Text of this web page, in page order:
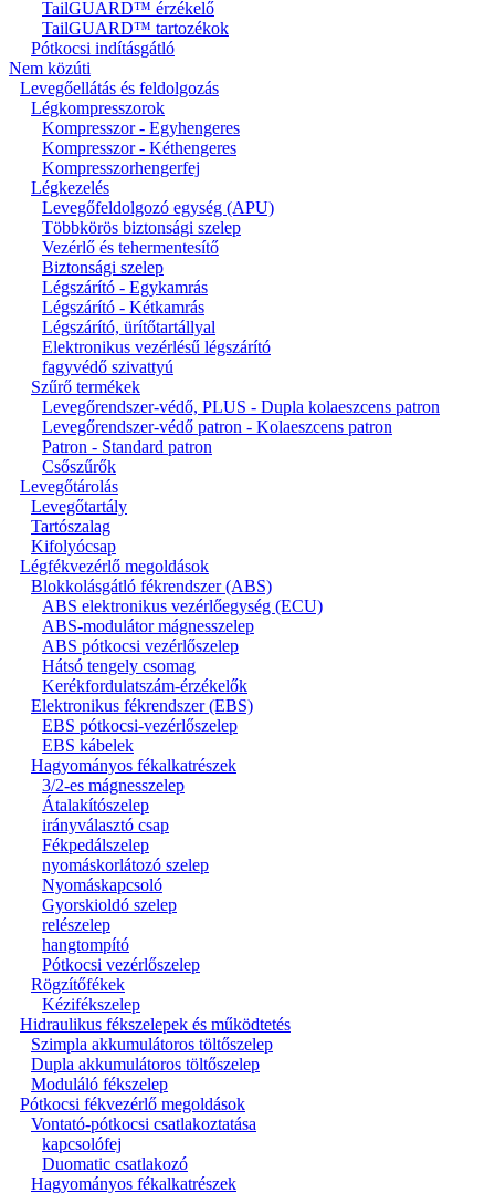
TailGUARD™ érzékelő
TailGUARD™ tartozékok
Pótkocsi indításgátló
Nem közúti
Levegőellátás és feldolgozás
Légkompresszorok
Kompresszor - Egyhengeres
Kompresszor - Kéthengeres
Kompresszorhengerfej
Légkezelés
Levegőfeldolgozó egység (APU)
Többkörös biztonsági szelep
Vezérlő és tehermentesítő
Biztonsági szelep
Légszárító - Egykamrás
Légszárító - Kétkamrás
Légszárító, ürítőtartállyal
Elektronikus vezérlésű légszárító
fagyvédő szivattyú
Szűrő termékek
Levegőrendszer-védő, PLUS - Dupla kolaeszcens patron
Levegőrendszer-védő patron - Kolaeszcens patron
Patron - Standard patron
Csőszűrők
Levegőtárolás
Levegőtartály
Tartószalag
Kifolyócsap
Légfékvezérlő megoldások
Blokkolásgátló fékrendszer (ABS)
ABS elektronikus vezérlőegység (ECU)
ABS-modulátor mágnesszelep
ABS pótkocsi vezérlőszelep
Hátsó tengely csomag
Kerékfordulatszám-érzékelők
Elektronikus fékrendszer (EBS)
EBS pótkocsi-vezérlőszelep
EBS kábelek
Hagyományos fékalkatrészek
3/2-es mágnesszelep
Átalakítószelep
irányválasztó csap
Fékpedálszelep
nyomáskorlátozó szelep
Nyomáskapcsoló
Gyorskioldó szelep
relészelep
hangtompító
Pótkocsi vezérlőszelep
Rögzítőfékek
Kézifékszelep
Hidraulikus fékszelepek és működtetés
Szimpla akkumulátoros töltőszelep
Dupla akkumulátoros töltőszelep
Moduláló fékszelep
Pótkocsi fékvezérlő megoldások
Vontató-pótkocsi csatlakoztatása
kapcsolófej
Duomatic csatlakozó
Hagyományos fékalkatrészek